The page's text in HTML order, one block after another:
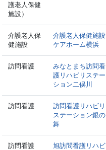
護老人保健
施設）
介護老人保
健施設
介護老人保健施設
ケアホーム横浜
訪問看護
みなとまち訪問看
護リハビリステー
ション二俣川
訪問看護
訪問看護リハビリ
ステーション銀の
舞
訪問看護
旭訪問看護リハビ